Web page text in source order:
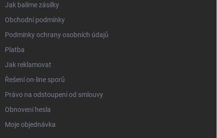
Jak balíme zásilky
Obchodní podmínky
Podmínky ochrany osobních údajů
Platba
Jak reklamovat
Řešení on-line sporů
Právo na odstoupení od smlouvy
Obnovení hesla
Moje objednávka